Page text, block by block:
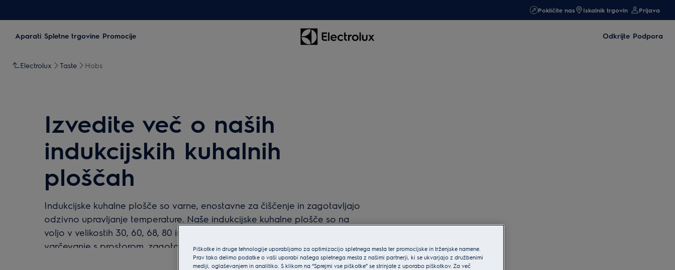
Pokličite nas Iskalnik trgovin Prijava
Aparati Spletne trgovine Promocije Odkrijte Podpora
Electrolux Taste Hobs
Izvedite več o naših
indukcijskih kuhalnih
ploščah
Indukcijske kuhalne plošče so varne, enostavne za čiščenje in zagotavljajo
odzivno upravljanje temperature. Naše indukcijske kuhalne plošče so na
voljo v velikostih 30, 60, 68, 80 in 90 cm. Ozka oblika, ki omogoča
varčevanje s prostorom, zagotavlja, da se pečica zlahka prilega tudi v
najtanjše kuhinjske površine. Ne potrebuje odprtin za sprednjo ali zadnjo
Piškotke in druge tehnologije uporabljamo za optimizacijo spletnega mesta ter promocijske in trženjske namene.
Prav tako delimo podatke o vaši uporabi našega spletnega mesta z našimi partnerji, ki se ukvarjajo z družbenimi
mediji, oglaševanjem in analitiko. S klikom na “Sprejmi vse piškotke” se strinjate z uporabo piškotkov. Za več